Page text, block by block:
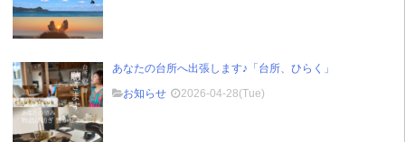
あなたの台所へ出張します♪「台所、ひらく」
お知らせ
2026-04-28(Tue)